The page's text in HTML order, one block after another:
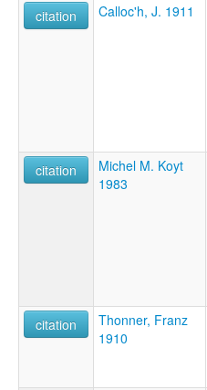
citation
Calloc'h, J. 1911
citation
Michel M. Koyt
1983
citation
Thonner, Franz
1910